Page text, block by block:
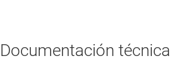
Documentación técnica